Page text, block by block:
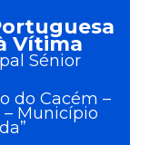
Vítima
Sénior
do Cacém –
– Município